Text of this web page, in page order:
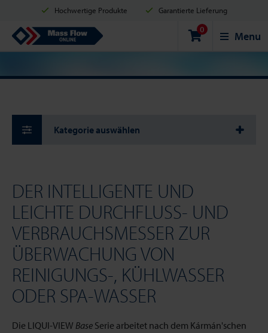
Hochwertige Produkte Garantierte Lieferung
Versand innerhalb von 2 Werktagen Sicher einkaufen
Zahlungsmöglichkeiten: Kreditkarte, PayPal oder Banküberweisung
Mass Flow Online 0 Menu
Kategorie auswählen
DER INTELLIGENTE UND
LEICHTE DURCHFLUSS- UND
VERBRAUCHSMESSER ZUR
ÜBERWACHUNG VON
REINIGUNGS-, KÜHLWASSER
ODER SPA-WASSER
Die LIQUI-VIEW Base Serie arbeitet nach dem Kármán'schen